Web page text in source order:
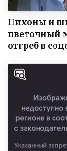
Пихоны и
цветочный
отгреб в